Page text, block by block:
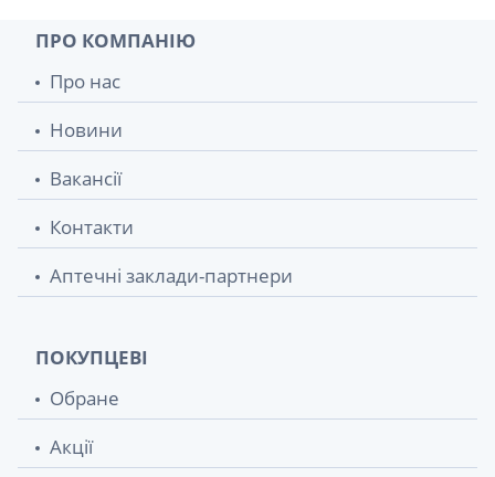
ПРО КОМПАНІЮ
Про нас
Новини
Вакансії
Контакти
Аптечні заклади-партнери
ПОКУПЦЕВІ
Обране
Акції